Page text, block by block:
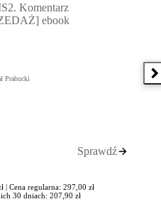
Komentarz
ebook
Prabucki
Sprawdź
| Cena regularna: 297,00 zł
30 dniach: 207,90 zł